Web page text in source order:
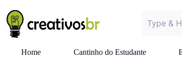
Home Cantinho do Estudante